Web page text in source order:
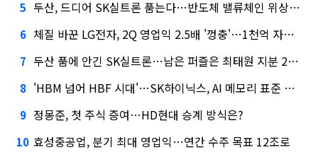
5 두산, 드디어 SK실트론 품는다…반도체 밸류체인 위상 강화
6 체질 바꾼 LG전자, 2Q 영업익 2.5배 '껑충'…1천억 자사주 태운다
7 두산 품에 안긴 SK실트론…남은 퍼즐은 최태원 지분 29.4%
8 'HBM 넘어 HBF 시대'…SK하이닉스, AI 메모리 표준 선점 나섰다
9 정몽준, 첫 주식 증여…HD현대 승계 방식은?
10 효성중공업, 분기 최대 영업익…연간 수주 목표 12조로